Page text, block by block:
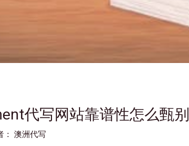
代写网站靠谱性怎么甄
澳洲代写